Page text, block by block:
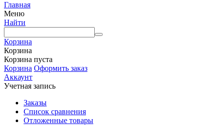
Главная
Меню
Найти
Корзина
Корзина
Корзина пуста
Корзина Оформить заказ
Аккаунт
Учетная запись
Заказы
Список сравнения
Отложенные товары